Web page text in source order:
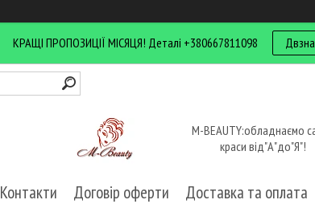
КРАЩІ ПРОПОЗИЦІЇ МІСЯЦЯ! Деталі +380667811098
M-BEAUTY:обладнаємо
краси від"А"до"Я"!
Контакти Договір оферти Доставка та оплата